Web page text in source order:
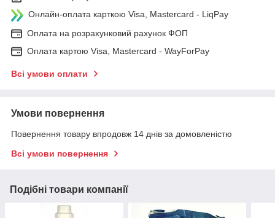
Онлайн-оплата карткою Visa, Mastercard - LiqPay
Оплата на розрахунковий рахунок ФОП
Оплата картою Visa, Mastercard - WayForPay
Всі умови оплати
Умови повернення
Повернення товару впродовж 14 днів за домовленістю
Всі умови повернення
Подібні товари компанії